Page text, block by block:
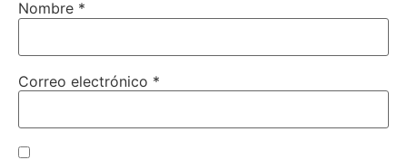
Nombre *
Correo electrónico *